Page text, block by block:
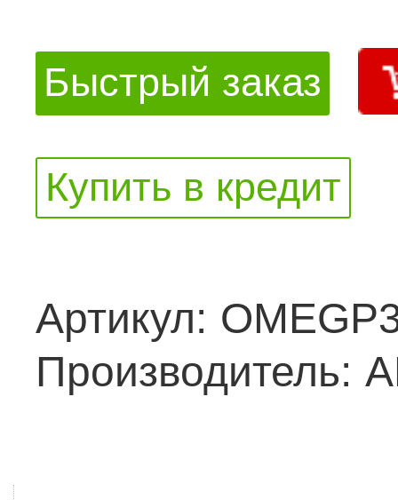
Быстрый заказ
Купить в кредит
Артикул:
Производитель: